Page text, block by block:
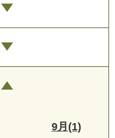
9月(1)